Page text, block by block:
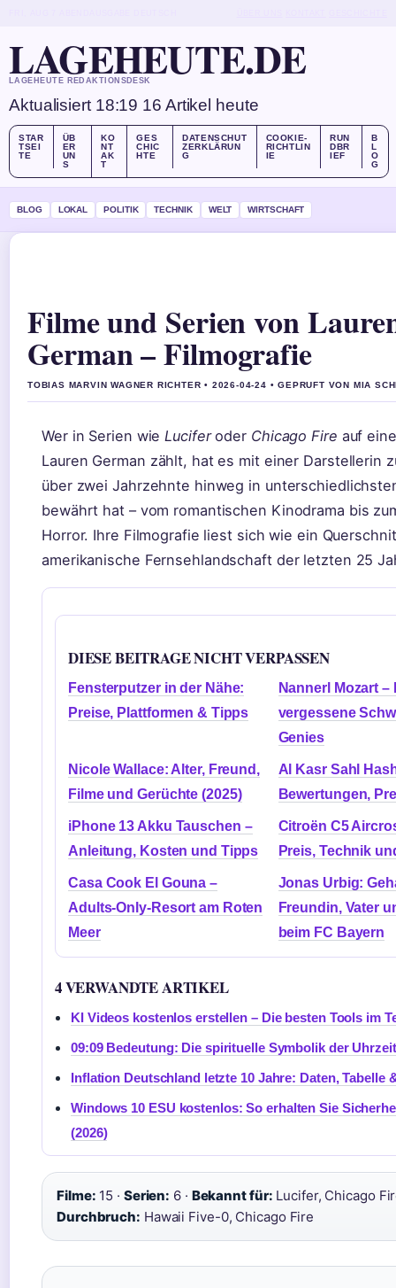
LAGEHEUTE.DE
LAGEHEUTE REDAKTIONSDESK
Aktualisiert 18:19 16 Artikel heute
STAR
TSEI
TE
ÜB
ER
UN
S
KO
NT
AK
T
GES
CHIC
HTE
DATENSCHUT
ZERKLÄRUN
G
COOKIE-
RICHTLIN
IE
RUN
DBR
IEF
B
L
O
G
BLOG LOKAL POLITIK TECHNIK WELT WIRTSCHAFT
Filme und Serien von
German – Filmografie
TOBIAS MARVIN WAGNER RICHTER • 2026-04-24 • GEPRUFT VON MIA
Wer in Serien wieLuciferoder Chicago Fire auf
Lauren German zählt, hat es mit einer Darstellerin
über zwei Jahrzehnte hinweg in
bewährt hat – vom romantischen Kinodrama bis
Horror. Ihre Filmografie liest sich wie ein
amerikanische Fernsehlandschaft der letzten 25
DIESE BEITRAGE NICHT VERPASSEN
Fensterputzer in der Nähe:
Preise, Plattformen & Tipps
Nannerl Mozart –
vergessene
Genies
Nicole Wallace: Alter, Freund,
Filme und Gerüchte (2025)
Al Kasr Sahl
Bewertungen,
iPhone 13 Akku Tauschen –
Anleitung, Kosten und Tipps
Citroën C5
Preis, Technik
Casa Cook El Gouna –
Adults-Only-Resort am Roten
Meer
Jonas Urbig:
Freundin, Vater
beim FC Bayern
4 VERWANDTE ARTIKEL
KI Videos kostenlos erstellen – Die besten Tools im
09:09 Bedeutung: Die spirituelle Symbolik der Uhrzeit
Inflation Deutschland letzte 10 Jahre: Daten, Tabelle
Windows 10 ESU kostenlos: So erhalten Sie
(2026)
Filme: 15 · Serien: 6 · Bekannt für: Lucifer, Chicago
Durchbruch: Hawaii Five-0, Chicago Fire